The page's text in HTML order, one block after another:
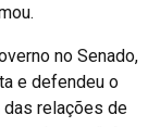
no Senado,
e defendeu o
das relações de